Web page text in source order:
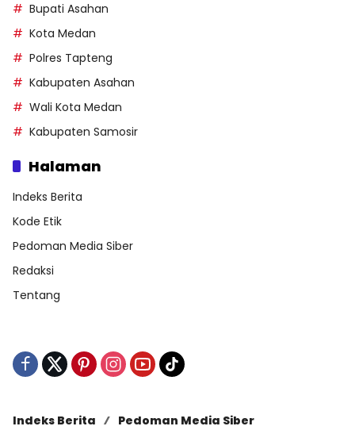
Bupati Asahan
Kota Medan
Polres Tapteng
Kabupaten Asahan
Wali Kota Medan
Kabupaten Samosir
Halaman
Indeks Berita
Kode Etik
Pedoman Media Siber
Redaksi
Tentang
Indeks Berita
Pedoman Media Siber